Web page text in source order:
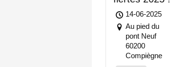
14-06-2025
Au pied du
pont Neuf
60200
Compiègne